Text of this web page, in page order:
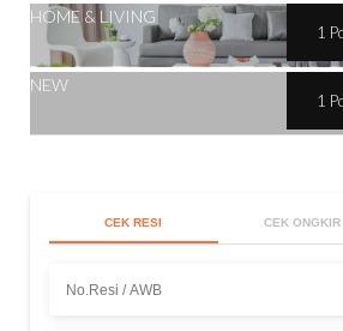
HOME & LIVING
1
NEW
1
CEK RESI CEK ONGKIR